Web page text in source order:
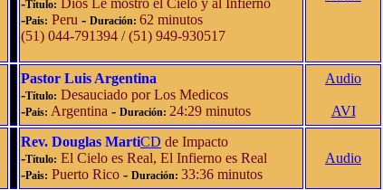
-Título: Dios Le mostro el Cielo y al Infierno
-Pais: Peru - Duración: 62 minutos
(51) 044-791394 / (51) 949-930517
Pastor Luis Argentina
-Título: Desauciado por Los Medicos
-Pais: Argentina - Duración: 24:29 minutos
Audio
AVI
Rev. Douglas MartiCD de Impacto
-Título: El Cielo es Real, El Infierno es Real
-Pais: Puerto Rico - Duración: 33:36 minutos
Audio